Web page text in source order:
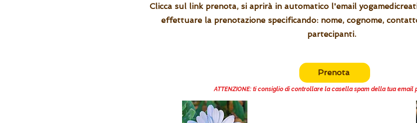
Clicca sul link prenota, si aprirà in automatico l'email
effettuare la prenotazione specificando: nome, cognome,
partecipanti.
Prenota
ATTENZIONE: ti consiglio di controllare la casella spam della tua email